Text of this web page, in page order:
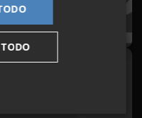
redes